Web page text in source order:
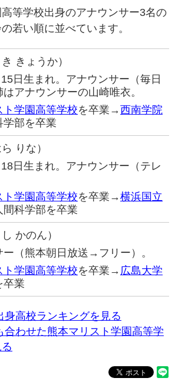
等学校出身のアナウンサー3名の
若い順に並べています。
き きょうか）
日生まれ。アナウンサー（毎日
アナウンサーの山崎唯衣。
ト学園高等学校を卒業→西南学院
学部を卒業
りな）
日生まれ。アナウンサー（テレ
ト学園高等学校を卒業→横浜国立
間科学部を卒業
かのん）
ー（熊本朝日放送→フリー）。
ト学園高等学校を卒業→ 広島大学
卒業
身高校ランキングを見る
合わせた熊本マリスト学園高等学